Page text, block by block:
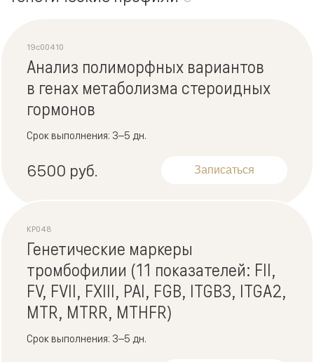
Анализ полиморфных вариантов
в генах метаболизма стероидных
гормонов
19c00410
6500 руб.
Срок выполнения: 3–5 дн.
Записаться
Генетические маркеры
тромбофилии (11 показателей: FII,
FV, FVII, FXIII, PAI, FGB, ITGB3, ITGA2,
MTR, MTRR, MTHFR)
KP048
Срок выполнения: 3–5 дн.